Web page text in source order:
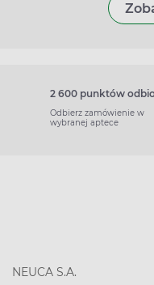
2 600 punktów
Odbierz zamówienie w
wybranej aptece
NEUCA S.A.